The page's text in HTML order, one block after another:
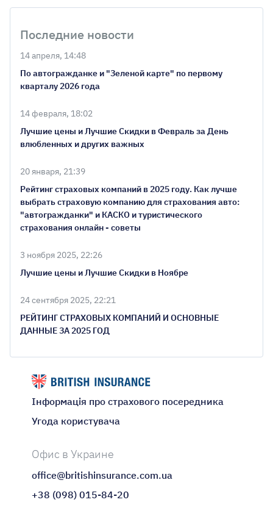
Последние новости
14 апреля, 14:48
По автогражданке и "Зеленой карте" по первому
кварталу 2026 года
14 февраля, 18:02
Лучшие цены и Лучшие Скидки в Февраль за День
влюбленных и других важных
20 января, 21:39
Рейтинг страховых компаний в 2025 году. Как лучше
выбрать страховую компанию для страхования авто:
"автогражданки" и КАСКО и туристического
страхования онлайн - советы
3 ноября 2025, 22:26
Лучшие цены и Лучшие Скидки в Ноябре
24 сентября 2025, 22:21
РЕЙТИНГ СТРАХОВЫХ КОМПАНИЙ И ОСНОВНЫЕ
ДАННЫЕ ЗА 2025 ГОД
Інформація про страхового посередника
Угода користувача
Офис в Украине
office@britishinsurance.com.ua
+38 (098) 015-84-20